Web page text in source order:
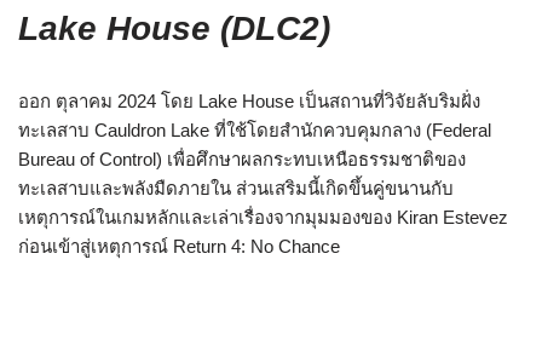
Lake House (DLC2)
ออก ตุลาคม 2024 โดย Lake House เป็นสถานที่วิจัยลับริมฝั่ง
ทะเลสาบ Cauldron Lake ที่ใช้โดยสำนักควบคุมกลาง (Federal
Bureau of Control) เพื่อศึกษาผลกระทบเหนือธรรมชาติของ
ทะเลสาบและพลังมืดภายใน ส่วนเสริมนี้เกิดขึ้นคู่ขนานกับ
เหตุการณ์ในเกมหลักและเล่าเรื่องจากมุมมองของ Kiran Estevez
ก่อนเข้าสู่เหตุการณ์ Return 4: No Chance